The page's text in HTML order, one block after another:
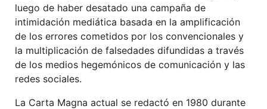
luego de haber desatado una campaña de
intimidación mediática basada en la amplificación
de los errores cometidos por los convencionales y
la multiplicación de falsedades difundidas a través
de los medios hegemónicos de comunicación y las
redes sociales.
La Carta Magna actual se redactó en 1980 durante